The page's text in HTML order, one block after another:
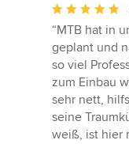
Bewertung:
5
von
5
Sternen
“MTB hat in
geplant und
so viel
zum Einbau
sehr nett,
seine
weiß, ist hier